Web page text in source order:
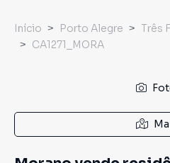
Início Porto Alegre Três
CA1271_MORA